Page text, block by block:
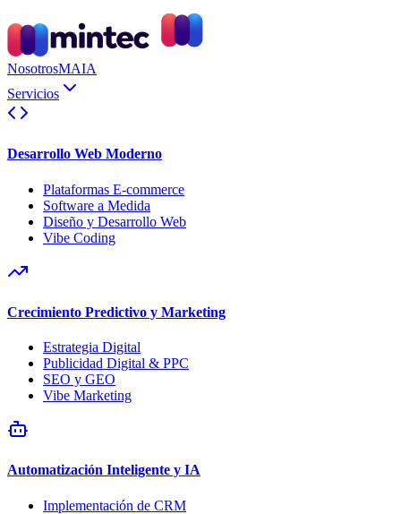
NosotrosMAIA
Servicios
Desarrollo Web Moderno
Plataformas E-commerce
Software a Medida
Diseño y Desarrollo Web
Vibe Coding
Crecimiento Predictivo y Marketing
Estrategia Digital
Publicidad Digital & PPC
SEO y GEO
Vibe Marketing
Automatización Inteligente y IA
Implementación de CRM